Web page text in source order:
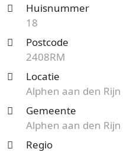
Huisnummer
18
Postcode
2408RM
Locatie
Alphen aan den Rijn
Gemeente
Alphen aan den Rijn
Regio